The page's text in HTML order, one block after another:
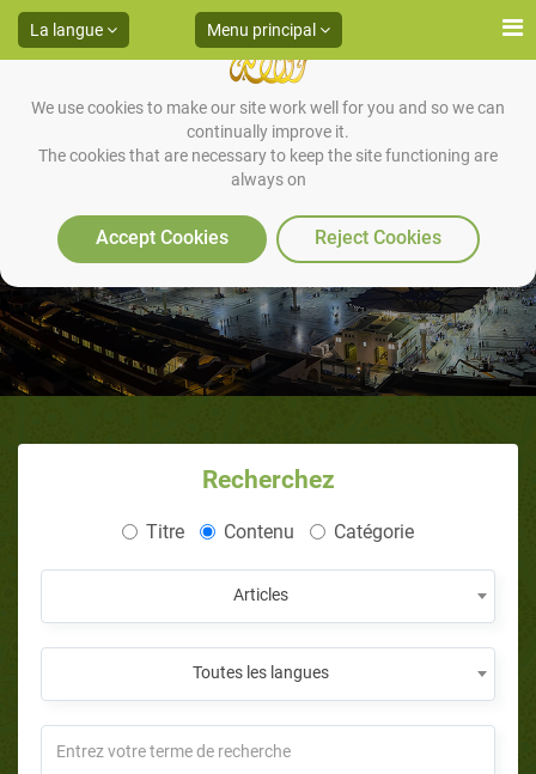
We use cookies to make our site work well for you and so we can
continually improve it.
The cookies that are necessary to keep the site functioning are
always on
Accept Cookies Reject Cookies
La langue Menu principal
les persécutions des mécréants
Recherchez
Titre Contenu Catégorie
Articles
Toutes les langues